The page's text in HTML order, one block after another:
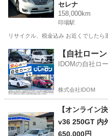
AN パールホ
セレナ
158,000km
印場駅
リサイクル、税金込み お近くでした
愛知 名古屋市 印場駅 セ
【自社ロー
IDOMの自社ロ
株式会社IDOM
【オンライン
v36 250GT 内
650,000円